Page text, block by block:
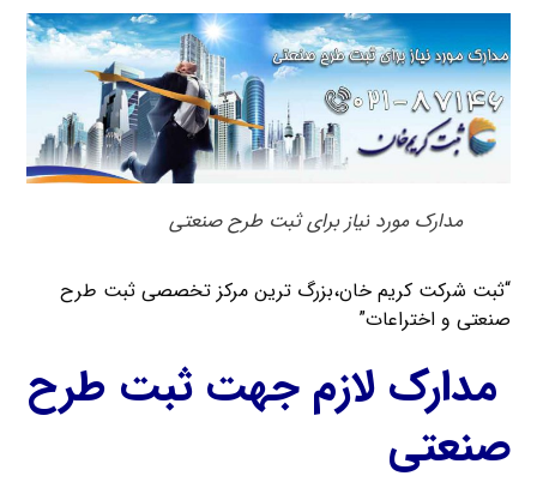
مدارک مورد نیاز برای ثبت طرح صنعتی
“ثبت شرکت کریم خان،بزرگ ترین مرکز تخصصی ثبت طرح
صنعتی و اختراعات”
مدارک لازم جهت ثبت طرح
صنعتی